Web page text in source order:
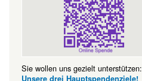
Sie wollen uns gezielt unterstützen:
Unsere drei Hauptspendenziele!